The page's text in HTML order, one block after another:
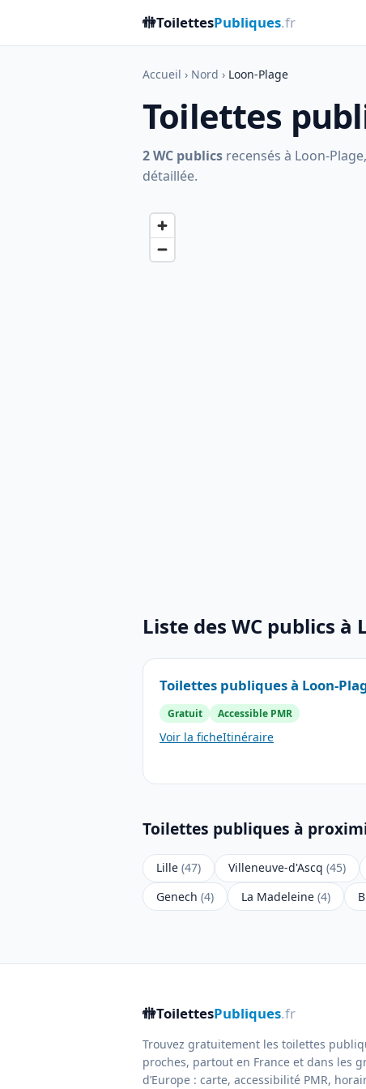
🚻ToilettesPubliques.fr
Accueil › Nord › Loon-Plage
Toilettes
2 WC publics recensés à Loon-
détaillée.
Liste des WC publics à
Toilettes publiques à Loon-
Gratuit Accessible PMR
Voir la ficheItinéraire
Toilettes publiques à
Lille (47) Villeneuve-d'Ascq (45)
Genech (4) La Madeleine (4)
🚻ToilettesPubliques.fr
Trouvez gratuitement les toilettes
proches, partout en France et dans les
d’Europe : carte, accessibilité PMR,